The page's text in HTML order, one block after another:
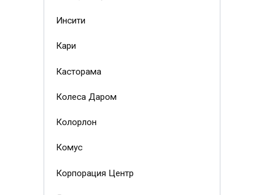
Инсити
Кари
Касторама
Колеса Даром
Колорлон
Комус
Корпорация Центр